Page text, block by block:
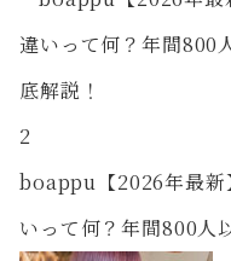
2
boappu【2026年最新
いって何？年間800人